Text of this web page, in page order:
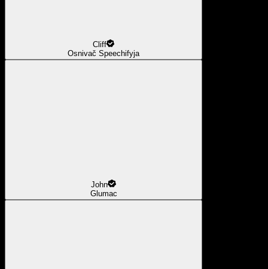
Cliff
Osnivač Speechifyja
John
Glumac